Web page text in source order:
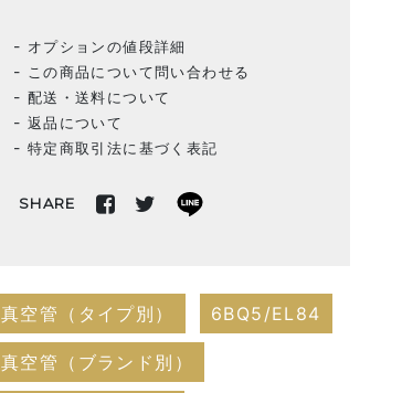
オプションの値段詳細
この商品について問い合わせる
配送・送料について
返品について
特定商取引法に基づく表記
SHARE
真空管（タイプ別） 6BQ5/EL84
真空管（ブランド別）